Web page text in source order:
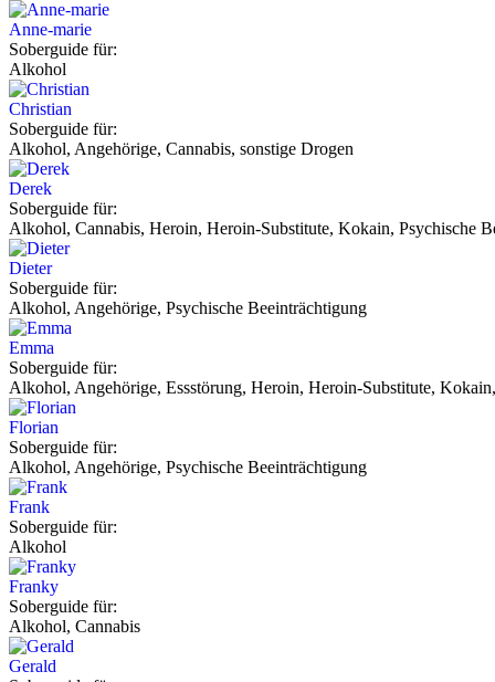
Anne-marie
Soberguide für:
Alkohol
Christian
Soberguide für:
Alkohol, Angehörige, Cannabis, sonstige Drogen
Derek
Soberguide für:
Alkohol, Cannabis, Heroin, Heroin-Substitute, Kokain, Psychische
Dieter
Soberguide für:
Alkohol, Angehörige, Psychische Beeinträchtigung
Emma
Soberguide für:
Alkohol, Angehörige, Essstörung, Heroin, Heroin-Substitute,
Florian
Soberguide für:
Alkohol, Angehörige, Psychische Beeinträchtigung
Frank
Soberguide für:
Alkohol
Franky
Soberguide für:
Alkohol, Cannabis
Gerald